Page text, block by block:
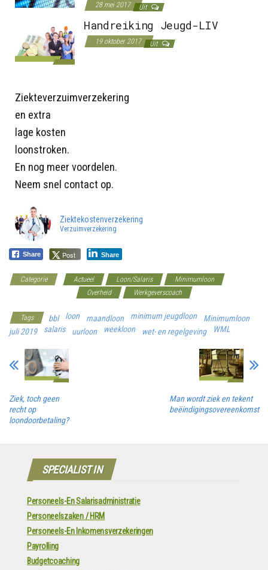
28 mei 2017 Uit
Handreiking Jeugd-LIV
19 oktober 2017 Uit
Ziekteverzuimverzekering
en extra
lage kosten
loonstroken.
En nog meer voordelen.
Neem snel contact op.
Ziektekostenverzekering
Verzuimverzekering
Share Post Share
Categorie Actueel Loon/Salaris
Minimumloon
Overheid Werkgeverscoach
Tags bbl loon maandloon minimum jeugdloon
Minimumloon
juli 2019
salaris uurloon weekloon wet- en regelgeving WML
Ziek, toch geen
recht op
loondoorbetaling?
Man wordt ziek en tekent
beëindigingsovereenkomst
SPECIALIST IN
Personeels-En Salarisadministratie
Personeelszaken / HRM
Personeels-En Inkomensverzekeringen
Payrolling
Budgetcoaching